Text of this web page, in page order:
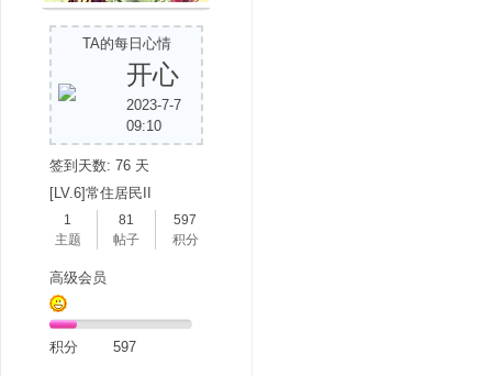
TA的每日心情
开心
2023-7-7
09:10
签到天数: 76 天
[LV.6]常住居民II
1
主题
81
帖子
597
积分
高级会员
积分 597